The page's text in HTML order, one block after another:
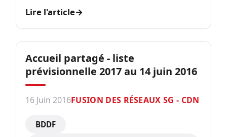
Lire l'article→
Accueil partagé - liste
prévisionnelle 2017 au 14 juin 2016
16 Juin 2016FUSION DES RÉSEAUX SG - CDN
BDDF